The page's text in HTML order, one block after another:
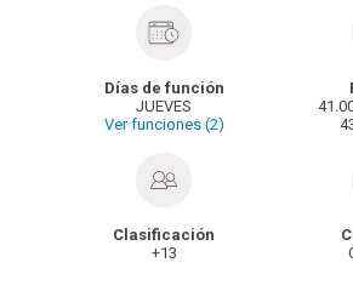
Clasificación
+13
Días de función
JUEVES
Ver funciones (2)